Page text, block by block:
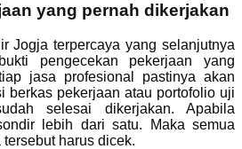
yang pernah dikerjakan
Jogja terpercaya yang selanjutnya
pengecekan pekerjaan yang
jasa profesional pastinya akan
berkas pekerjaan atau portofolio uji
selesai dikerjakan. Apabila
lebih dari satu. Maka semua
harus dicek.